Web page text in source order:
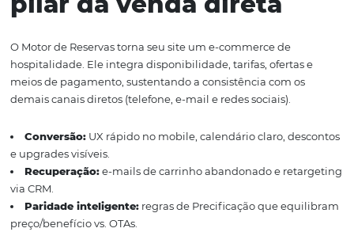
Quando a venda direta é multicanal, sua equipe
quem busca atendimento humano e quem decide pelo
DM. O resultado é maior conversão, ADR mais saudável
fidelização.
Motor de Reservas
pilar da venda direta
O Motor de Reservas torna seu site um e-commerce de